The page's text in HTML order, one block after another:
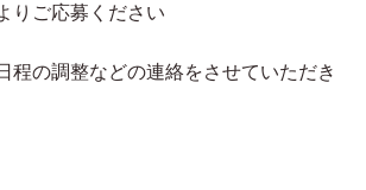
りご応募ください
程の調整などの連絡をさせていただき